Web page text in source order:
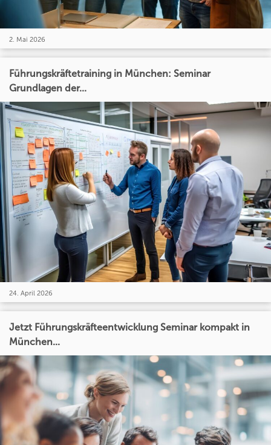
2. Mai 2026
Führungskräftetraining in München: Seminar
Grundlagen der...
24. April 2026
Jetzt Führungskräfteentwicklung Seminar kompakt in
München...